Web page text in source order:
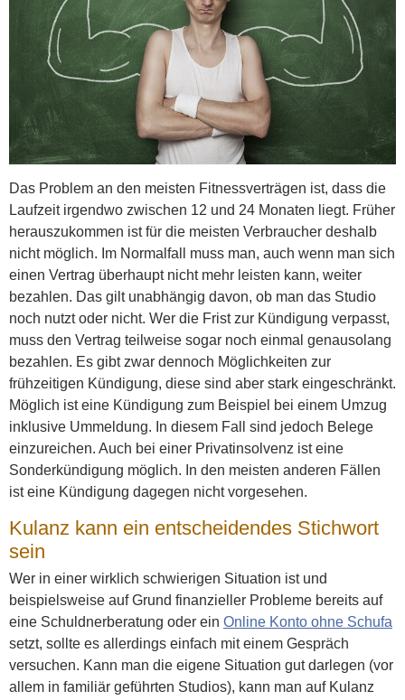
Das Problem an den meisten Fitnessverträgen ist, dass die
Laufzeit irgendwo zwischen 12 und 24 Monaten liegt. Früher
herauszukommen ist für die meisten Verbraucher deshalb
nicht möglich. Im Normalfall muss man, auch wenn man sich
einen Vertrag überhaupt nicht mehr leisten kann, weiter
bezahlen. Das gilt unabhängig davon, ob man das Studio
noch nutzt oder nicht. Wer die Frist zur Kündigung verpasst,
muss den Vertrag teilweise sogar noch einmal genausolang
bezahlen. Es gibt zwar dennoch Möglichkeiten zur
frühzeitigen Kündigung, diese sind aber stark eingeschränkt.
Möglich ist eine Kündigung zum Beispiel bei einem Umzug
inklusive Ummeldung. In diesem Fall sind jedoch Belege
einzureichen. Auch bei einer Privatinsolvenz ist eine
Sonderkündigung möglich. In den meisten anderen Fällen
ist eine Kündigung dagegen nicht vorgesehen.
Kulanz kann ein entscheidendes Stichwort
sein
Wer in einer wirklich schwierigen Situation ist und
beispielsweise auf Grund finanzieller Probleme bereits auf
eine Schuldnerberatung oder ein Online Konto ohne Schufa
setzt, sollte es allerdings einfach mit einem Gespräch
versuchen. Kann man die eigene Situation gut darlegen (vor
allem in familiär geführten Studios), kann man auf Kulanz